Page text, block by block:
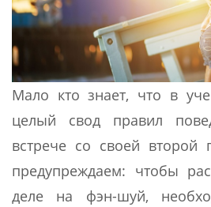
Мало кто знает, что в
целый свод правил
встрече со своей второй
предупреждаем: чтобы
деле на фэн-шуй,